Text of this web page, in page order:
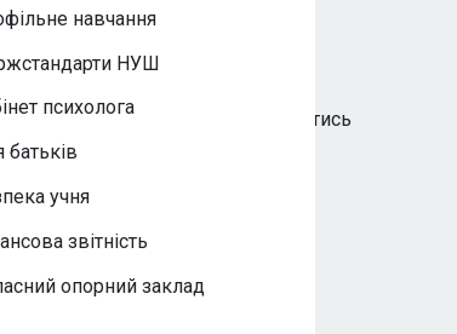
дивитись
навчання
НУШ
психолога
батьків
учня
звітність
опорний заклад